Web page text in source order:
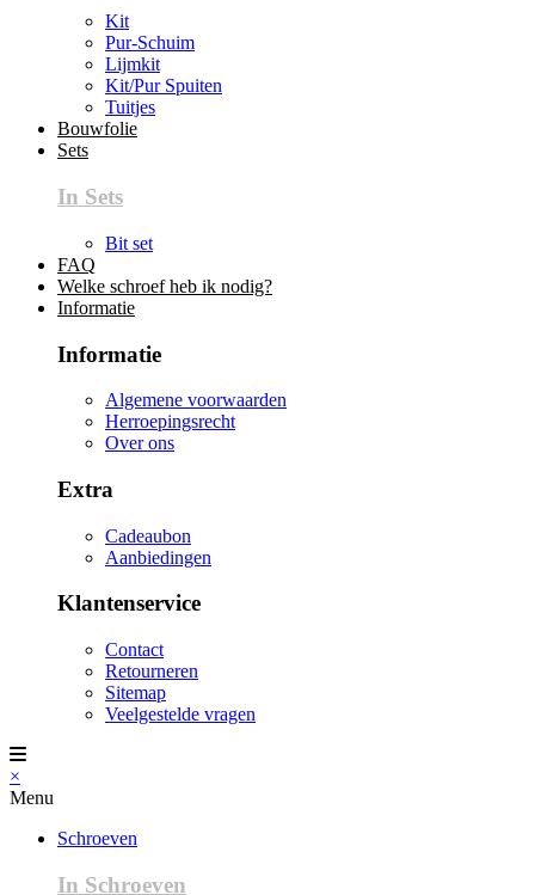
Kit
Pur-Schuim
Lijmkit
Kit/Pur Spuiten
Tuitjes
Bouwfolie
Sets
In Sets
Bit set
FAQ
Welke schroef heb ik nodig?
Informatie
Informatie
Algemene voorwaarden
Herroepingsrecht
Over ons
Extra
Cadeaubon
Aanbiedingen
Klantenservice
Contact
Retourneren
Sitemap
Veelgestelde vragen
×
Menu
Schroeven
In Schroeven